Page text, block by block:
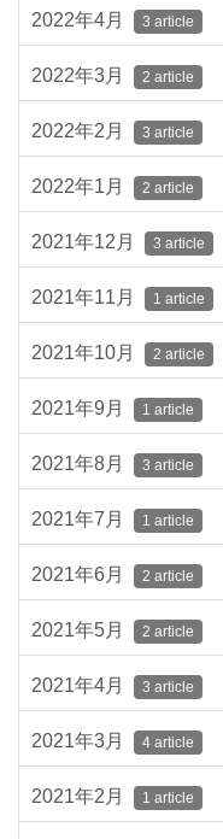
2022年4月 3 article
2022年3月 2 article
2022年2月 3 article
2022年1月 2 article
2021年12月 3 article
2021年11月 1 article
2021年10月 2 article
2021年9月 1 article
2021年8月 3 article
2021年7月 1 article
2021年6月 2 article
2021年5月 2 article
2021年4月 3 article
2021年3月 4 article
2021年2月 1 article